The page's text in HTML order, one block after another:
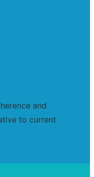
and
to current